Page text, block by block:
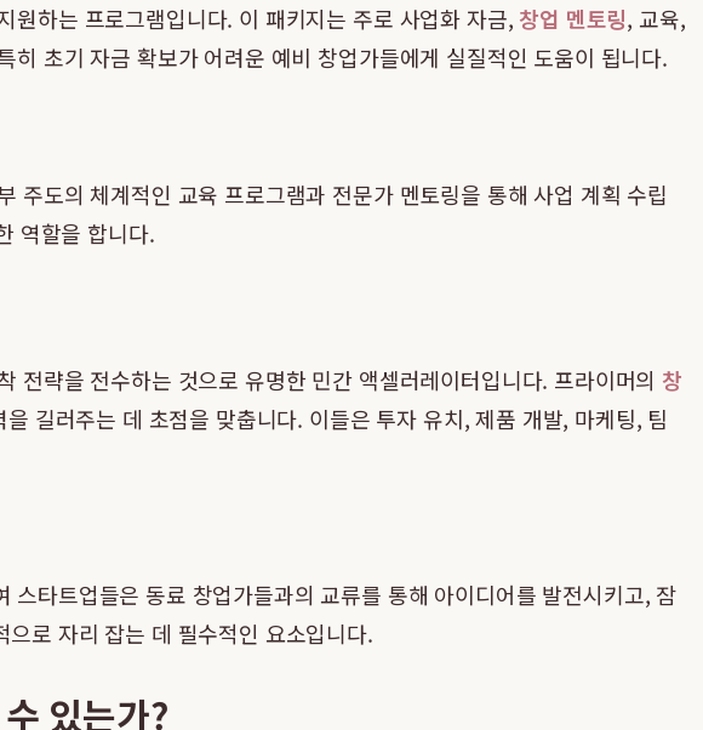
하는 프로그램입니다. 이 패키지는 주로 사업화 자금, 창업 멘토링, 교육,
초기 자금 확보가 어려운 예비 창업가들에게 실질적인 도움이 됩니다.
주도의 체계적인 교육 프로그램과 전문가 멘토링을 통해 사업 계획 수립
역할을 합니다.
략을 전수하는 것으로 유명한 민간 액셀러레이터입니다. 프라이머의 창
길러주는 데 초점을 맞춥니다. 이들은 투자 유치, 제품 개발, 마케팅, 팀
타트업들은 동료 창업가들과의 교류를 통해 아이디어를 발전시키고, 잠
로 자리 잡는 데 필수적인 요소입니다.
있는가?